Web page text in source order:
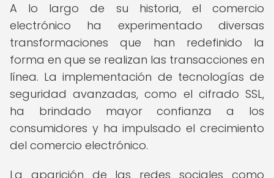
A lo largo de su historia, el comercio
electrónico ha experimentado diversas
transformaciones que han redefinido la
forma en que se realizan las transacciones en
línea. La implementación de tecnologías de
seguridad avanzadas, como el cifrado SSL,
ha brindado mayor confianza a los
consumidores y ha impulsado el crecimiento
del comercio electrónico.
La aparición de las redes sociales como